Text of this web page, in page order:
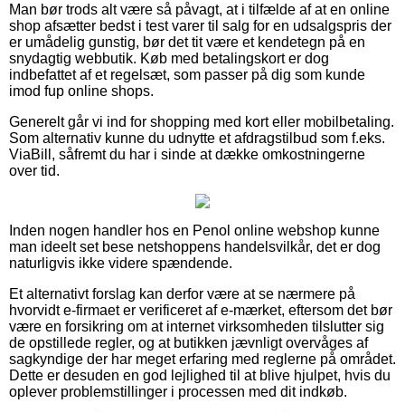
Man bør trods alt være så påvagt, at i tilfælde af at en online
shop afsætter bedst i test varer til salg for en udsalgspris der
er umådelig gunstig, bør det tit være et kendetegn på en
snydagtig webbutik. Køb med betalingskort er dog
indbefattet af et regelsæt, som passer på dig som kunde
imod fup online shops.
Generelt går vi ind for shopping med kort eller mobilbetaling.
Som alternativ kunne du udnytte et afdragstilbud som f.eks.
ViaBill, såfremt du har i sinde at dække omkostningerne
over tid.
Inden nogen handler hos en Penol online webshop kunne
man ideelt set bese netshoppens handelsvilkår, det er dog
naturligvis ikke videre spændende.
Et alternativt forslag kan derfor være at se nærmere på
hvorvidt e-firmaet er verificeret af e-mærket, eftersom det bør
være en forsikring om at internet virksomheden tilslutter sig
de opstillede regler, og at butikken jævnligt overvåges af
sagkyndige der har meget erfaring med reglerne på området.
Dette er desuden en god lejlighed til at blive hjulpet, hvis du
oplever problemstillinger i processen med dit indkøb.